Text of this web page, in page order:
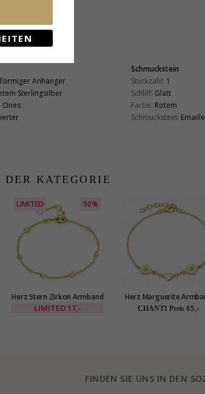
Anhänger
Sterlingsilber
Ones
Schmuckstein
Stückzahl: 1
Schliff: Glatt
Farbe: Rotem
Schmuckstein: Emaille
KATEGORIE
LIMITED 50%
Herz Stern Zirkon Armband
aus vergoldetes Messing -
LIMITED 17,-
Herz Marguerite
aus vergoldetem
CHANTI Preis 65,-
FINDEN SIE UNS IN DEN